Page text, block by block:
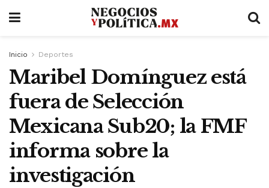
Inicio Deportes
Maribel Domínguez está
fuera de Selección
Mexicana Sub20; la FMF
informa sobre la
investigación